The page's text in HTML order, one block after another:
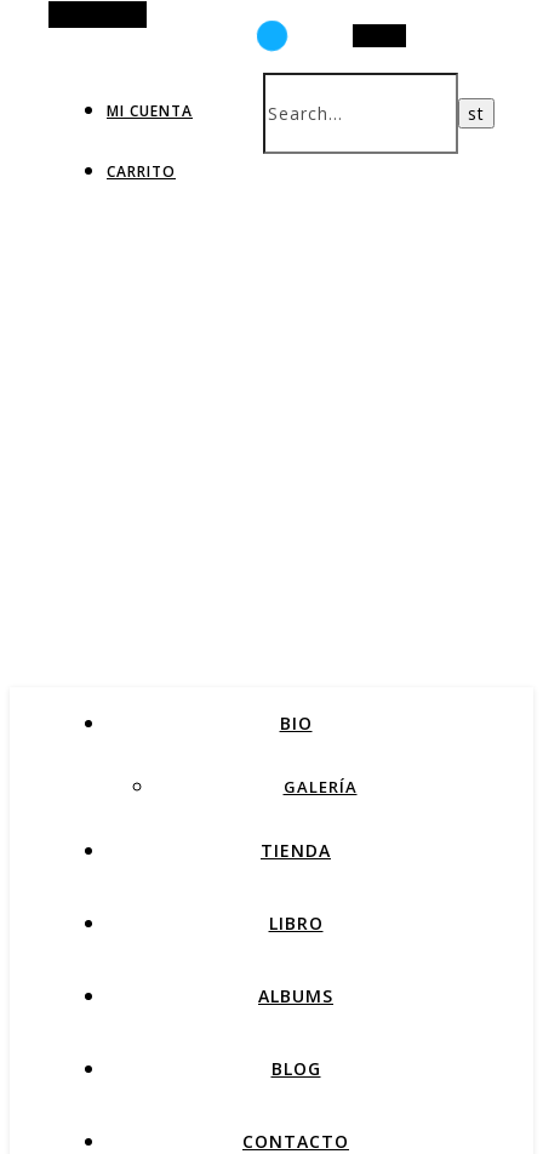
MI CUENTA
CARRITO
BIO
GALERÍA
TIENDA
LIBRO
ALBUMS
BLOG
CONTACTO